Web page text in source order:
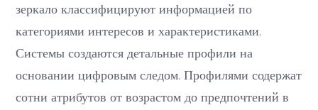
зеркало классифицируют информацией по
категориями интересов и характеристиками.
Системы создаются детальные профили на
основании цифровым следом. Профилями содержат
сотни атрибутов от возрастом до предпочтений в